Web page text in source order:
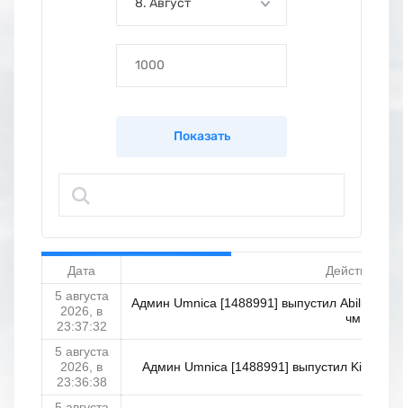
Дата
Действие
5 августа
2026, в
23:37:32
Админ Umnica [1488991] выпустил
чм
5 августа
2026, в
23:36:38
Админ Umnica [1488991] выпустил